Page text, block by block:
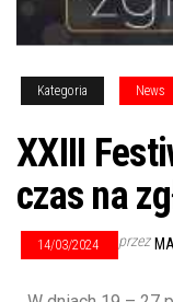
Kategoria News
XXIII
czas na
14/03/2024 przez